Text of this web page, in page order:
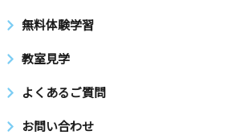
無料体験学習
教室見学
よくあるご質問
お問い合わせ